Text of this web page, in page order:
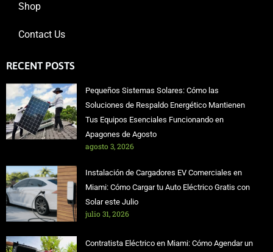
Shop
Contact Us
RECENT POSTS
Pequeños Sistemas Solares: Cómo las
Soluciones de Respaldo Energético Mantienen
Tus Equipos Esenciales Funcionando en
Apagones de Agosto
agosto 3, 2026
Instalación de Cargadores EV Comerciales en
Miami: Cómo Cargar tu Auto Eléctrico Gratis con
Solar este Julio
julio 31, 2026
Contratista Eléctrico en Miami: Cómo Agendar un